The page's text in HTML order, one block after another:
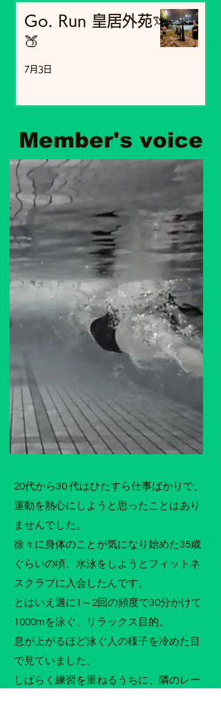
Go. Run 皇居外苑🦦
🍑
7月3日
Member's voice
20代から30 代はひたすら仕事ばかりで、
運動を熱心にしようと思ったことはあり
ませんでした。
徐々に身体のことが気になり始めた35歳
ぐらいの頃、水泳をしようとフィットネ
スクラブに入会したんです。
とはいえ週に1～2回の頻度で30分かけて
1000mを泳ぐ、リラックス目的。
息が上がるほど泳ぐ人の様子を冷めた目
で見ていました。
しばらく練習を重ねるうちに、隣のレー